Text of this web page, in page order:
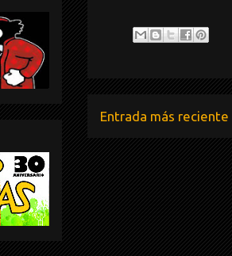
Entrada más reciente